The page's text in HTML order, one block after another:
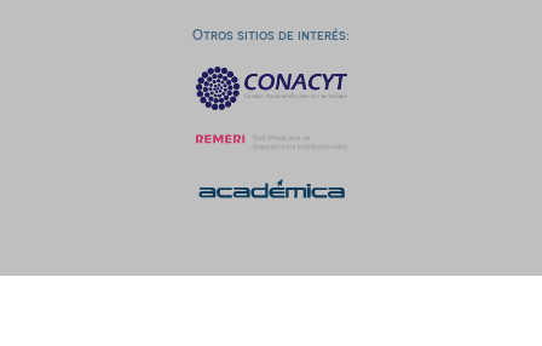
Otros sitios de interés: